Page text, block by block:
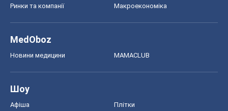
Ринки та компанії Макроекономіка
MedOboz
Новини медицини MAMACLUB
Шоу
Афіша Плітки